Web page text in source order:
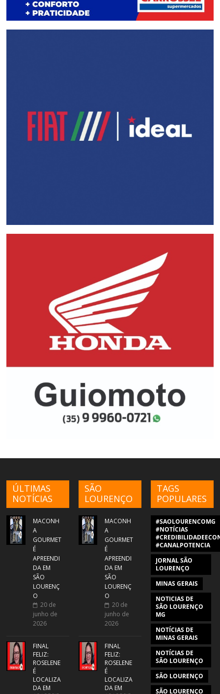
ÚLTIMAS
NOTÍCIAS
MACONH
A
GOURMET
É
APREENDI
DA EM
SÃO
LOURENÇ
O
20 de
junho de
2026
FINAL
FELIZ:
ROSELENE
É
LOCALIZA
DA EM
SÃO
LOURENÇO
MACONH
A
GOURMET
É
APREENDI
DA EM
SÃO
LOURENÇ
O
20 de
junho de
2026
FINAL
FELIZ:
ROSELENE
É
LOCALIZA
DA EM
TAGS
POPULARES
#SAOLOURENCOMG
#NOTÍCIAS
#CANALPOTENCIA
JORNAL SÃO
LOURENÇO
MINAS GERAIS
NOTICIAS DE
SÃO LOURENÇO
MG
NOTÍCIAS DE
MINAS GERAIS
NOTÍCIAS DE
SÃO LOURENÇO
SÃO LOURENÇO
SÃO LOURENÇO